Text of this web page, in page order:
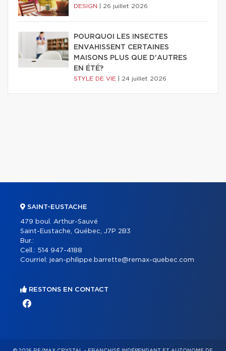
DESIGN 26 juillet 2026
POURQUOI LES INSECTES
ENVAHISSENT CERTAINES
MAISONS PLUS QUE D'AUTRES
EN ÉTÉ?
STYLE DE VIE 24 juillet 2026
SAINT-EUSTACHE
479 boul. Arthur-Sauvé
Saint-Eustache, Québec, J7P 2B3
Bur.:
Cell.: 514 947-4188
Courriel: jean-philippe.barrette@remax-quebec.com
RESTONS EN CONTACT